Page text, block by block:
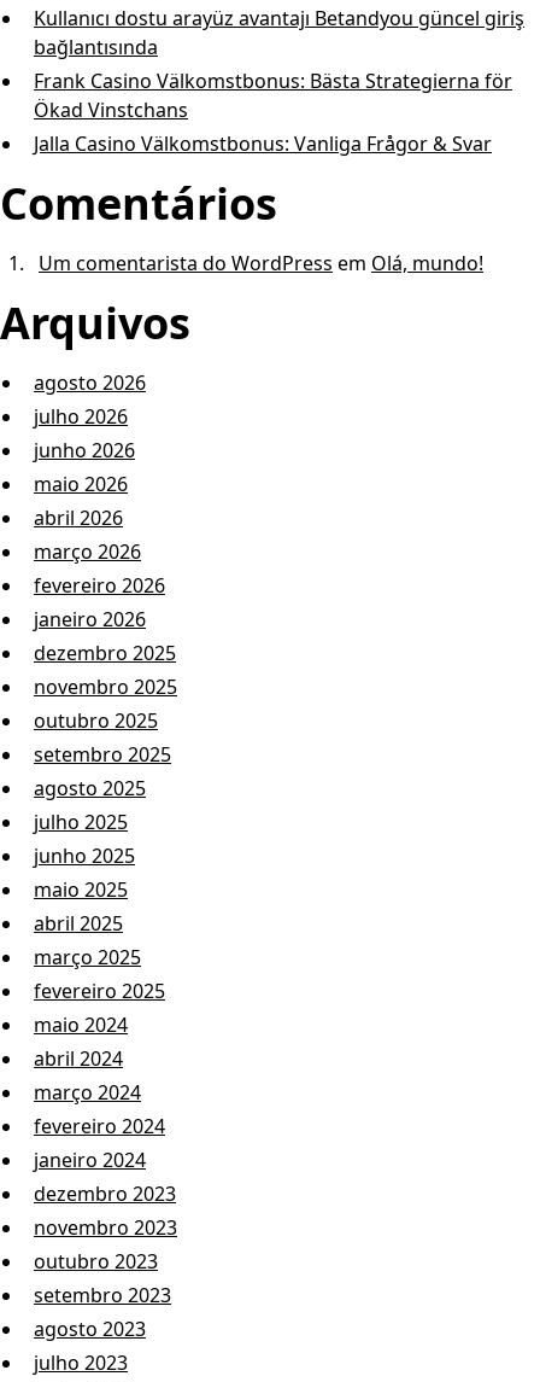
Kullanıcı dostu arayüz avantajı Betandyou güncel giriş
bağlantısında
Frank Casino Välkomstbonus: Bästa Strategierna för
Ökad Vinstchans
Jalla Casino Välkomstbonus: Vanliga Frågor & Svar
Comentários
Um comentarista do WordPress em Olá, mundo!
Arquivos
agosto 2026
julho 2026
junho 2026
maio 2026
abril 2026
março 2026
fevereiro 2026
janeiro 2026
dezembro 2025
novembro 2025
outubro 2025
setembro 2025
agosto 2025
julho 2025
junho 2025
maio 2025
abril 2025
março 2025
fevereiro 2025
maio 2024
abril 2024
março 2024
fevereiro 2024
janeiro 2024
dezembro 2023
novembro 2023
outubro 2023
setembro 2023
agosto 2023
julho 2023